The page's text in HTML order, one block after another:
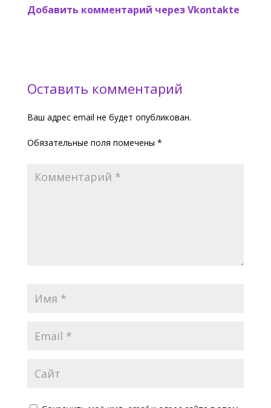
Добавить комментарий через Vkontakte
Оставить комментарий
Ваш адрес email не будет опубликован.
Обязательные поля помечены *